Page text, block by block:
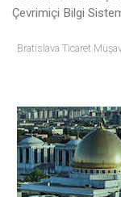
Çevrimiçi Bilgi
Bratislava Ticaret